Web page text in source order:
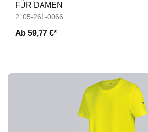
FÜR DAMEN
2105-261-0066
Ab 59,77 €*